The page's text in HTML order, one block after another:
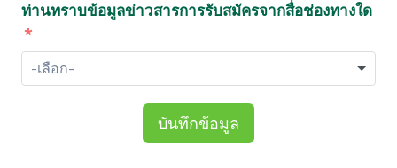
ท่านทราบข้อมูลข่าวสารการรับสมัครจากสื่อช่องทางใด
บันทึกข้อมูล